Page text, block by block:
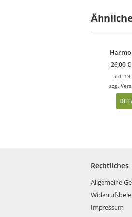
26,00€
inkl. 19
zzgl.
Rechtliches
Allgemeine
Impressum